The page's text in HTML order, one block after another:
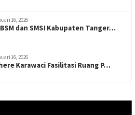
16, 2026
dan SMSI Kabupaten Tanger…
16, 2026
Karawaci Fasilitasi Ruang P…